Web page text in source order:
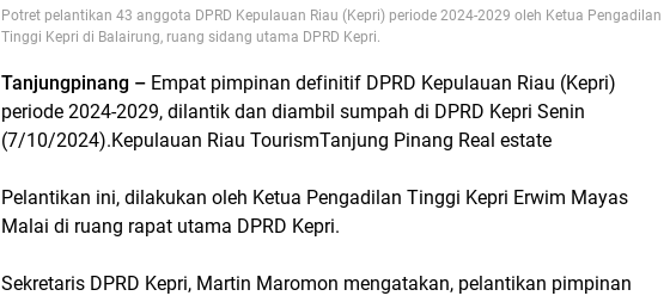
Potret pelantikan 43 anggota DPRD Kepulauan Riau (Kepri) periode 2024-2029 oleh Ketua Pengadilan
Tinggi Kepri di Balairung, ruang sidang utama DPRD Kepri.
Tanjungpinang – Empat pimpinan definitif DPRD Kepulauan Riau (Kepri)
periode 2024-2029, dilantik dan diambil sumpah di DPRD Kepri Senin
(7/10/2024).Kepulauan Riau TourismTanjung Pinang Real estate
Pelantikan ini, dilakukan oleh Ketua Pengadilan Tinggi Kepri Erwim Mayas
Malai di ruang rapat utama DPRD Kepri.
Sekretaris DPRD Kepri, Martin Maromon mengatakan, pelantikan pimpinan